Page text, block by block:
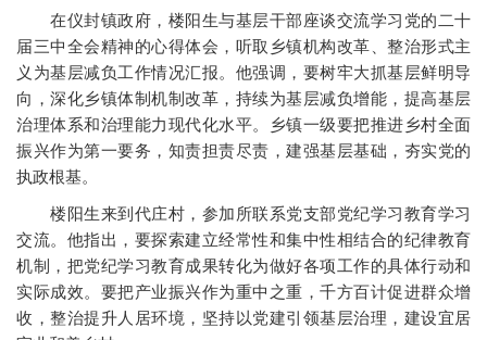
在仪封镇政府，楼阳生与基层干部座谈交流学习党的二十
届三中全会精神的心得体会，听取乡镇机构改革、整治形式主
义为基层减负工作情况汇报。他强调，要树牢大抓基层鲜明导
向，深化乡镇体制机制改革，持续为基层减负增能，提高基层
治理体系和治理能力现代化水平。乡镇一级要把推进乡村全面
振兴作为第一要务，知责担责尽责，建强基层基础，夯实党的
执政根基。
楼阳生来到代庄村，参加所联系党支部党纪学习教育学习
交流。他指出，要探索建立经常性和集中性相结合的纪律教育
机制，把党纪学习教育成果转化为做好各项工作的具体行动和
实际成效。要把产业振兴作为重中之重，千方百计促进群众增
收，整治提升人居环境，坚持以党建引领基层治理，建设宜居